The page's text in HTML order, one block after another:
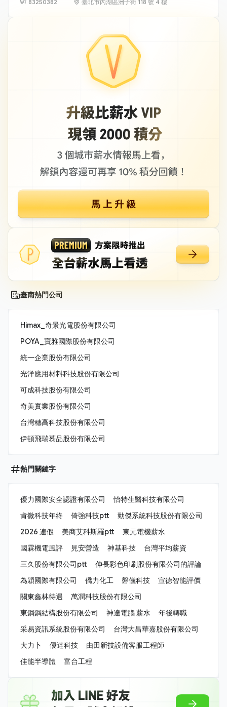
83250382 臺北市內湖區洲子街 118 號 4 樓
臺南熱門公司
Himax_奇景光電股份有限公司
POYA_寶雅國際股份有限公司
統一企業股份有限公司
光洋應用材料科技股份有限公司
可成科技股份有限公司
奇美實業股份有限公司
台灣穗高科技股份有限公司
伊頓飛瑞慕品股份有限公司
熱門關鍵字
優力國際安全認證有限公司
怡特生醫科技有限公司
肯微科技年終
倚強科技ptt
勁傑系統科技股份有限公司
2026 連假
美商艾科斯羅ptt
東元電機薪水
國霖機電風評
見安營造 神基科技
台灣平均薪資
三久股份有限公司ptt
伸長彩色印刷股份有限公司的評論
為穎國際有限公司
僑力化工 磐儀科技
宣德智能評價
關東鑫林待遇
萬潤科技股份有限公司
東鋼鋼結構股份有限公司
神達電腦 薪水
年後轉職
采易資訊系統股份有限公司
台灣大昌華嘉股份有限公司
大力卜
優達科技
由田新技設備客服工程師
佳能半導體
富台工程